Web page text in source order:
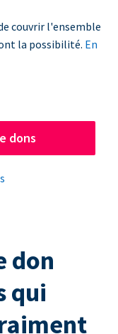
couvrir l'ensemble
la possibilité. En
dons
don
qui